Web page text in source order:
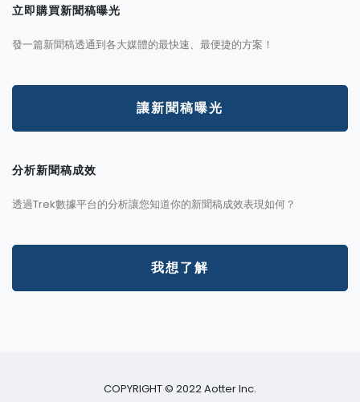
立即購買新聞稿曝光
發一篇新聞稿透通到各大媒體的最快速、最便捷的方案！
讓新聞稿曝光
分析新聞稿成效
透過Trek數據平台的分析讓您知道你的新聞稿成效表現如何？
我想了解
COPYRIGHT © 2022 Aotter Inc.